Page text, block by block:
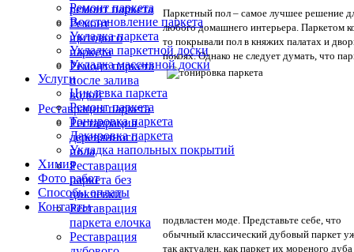
Ремонт паркета
Восстановление паркета
Укладка паркета
Укладка паркетной доски
Укладка массивной доски
Услуги
Циклевка паркета
Ремонт паркета
Тонировка паркета
Лакировка паркета
Укладка напольных покрытий
Химия
Фото работ
Способы оплаты
Контакты
ремонт паркета
Ремонт
щитового
паркета
Ремонт паркета
после залива
водой
Реставрация паркета
Реставрация
деревянного
пола
Реставрация
паркета без
циклевки
Реставрация
паркета елочка
Реставрация
Паркетный пол – самое лучшее решение
любого домашнего интерьера. Паркетом
то покрывали пол в княжих палатах и
покоях.Однако не следует думать, что
подвластен моде. Представьте себе, что
обычный классический дубовый паркет
так актуален, как паркет их мореного